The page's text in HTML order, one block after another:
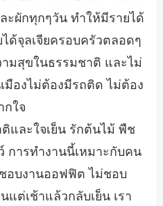
ะผักทุกๆวัน ทำให้มีรายได้
ด้จุลเจียครอบครัวตลอดๆ
มสุขในธรรมชาติ และไม่
มืองไม่ต้องมีรถติด ไม่ต้อง
กใจ
และใจเย็น รักต้นไม้ พืช
การทำงานนี้เหมาะกับคน
อบงานออฟฟิต ไม่ชอบ
แต่เช้าแล้วกลับเย็น เรา